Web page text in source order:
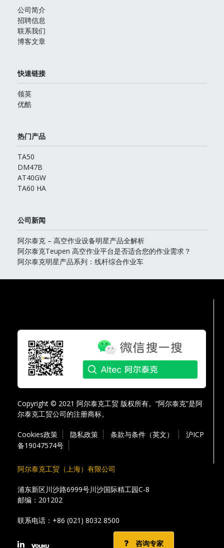
公司简介
招聘信息
联系我们
博客文章
快速链接
领英
优酷
热门产品
TA50
DM47B
AT40GW
TA60 HA
公司新闻
阿尔泰克 – 高空作业设备明星产品全解析
阿尔泰克Teupen 高空作业平台是否适合您的作业需求？
阿尔泰克明星产品系列：线杆综合作业车
咨询专家
Copyright © 2021 阿尔泰克工贸 版权所有。“阿尔泰克”是阿
尔泰克工贸公司的注册商标。
Cookies政策 隐私政策 条款与条件（英文）
沪ICP
备19047574号
阿尔泰克工贸（上海）有限公司
浦东新区川沙路6999号川沙国际精工园C-8
邮编：201202
联系电话： +86 (021) 8032 8500